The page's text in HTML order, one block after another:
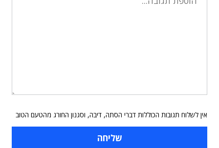
אין לשלוח תגובות הכוללות דברי הסתה, דיבה, וסגנון החורג מהטעם הטוב